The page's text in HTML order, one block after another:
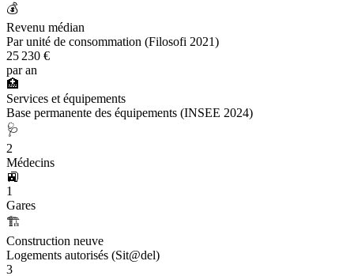
💰
Revenu médian
Par unité de consommation (Filosofi 2021)
25 230 €
par an
🏥
Services et équipements
Base permanente des équipements (INSEE 2024)
🩺
2
Médecins
🚉
1
Gares
🏗️
Construction neuve
Logements autorisés (Sit@del)
3